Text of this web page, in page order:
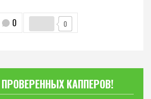
0 0
КАППЕРОВ!